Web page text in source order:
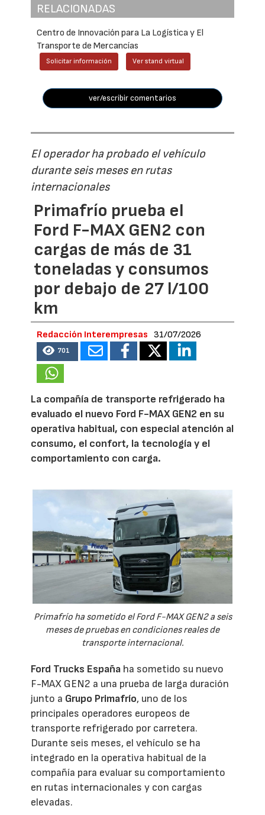
RELACIONADAS
Centro de Innovación para La Logística y El
Transporte de Mercancías
Solicitar información Ver stand virtual
ver/escribir comentarios
El operador ha probado el vehículo
durante seis meses en rutas
internacionales
Primafrío prueba el
Ford F-MAX GEN2 con
cargas de más de 31
toneladas y consumos
por debajo de 27 l/100
km
Redacción Interempresas 31/07/2026
701
La compañía de transporte refrigerado ha
evaluado el nuevo Ford F-MAX GEN2 en su
operativa habitual, con especial atención al
consumo, el confort, la tecnología y el
comportamiento con carga.
Primafrío ha sometido el Ford F-MAX GEN2 a seis
meses de pruebas en condiciones reales de
transporte internacional.
Ford Trucks España ha sometido su nuevo
F-MAX GEN2 a una prueba de larga duración
junto a Grupo Primafrío, uno de los
principales operadores europeos de
transporte refrigerado por carretera.
Durante seis meses, el vehículo se ha
integrado en la operativa habitual de la
compañía para evaluar su comportamiento
en rutas internacionales y con cargas
elevadas.